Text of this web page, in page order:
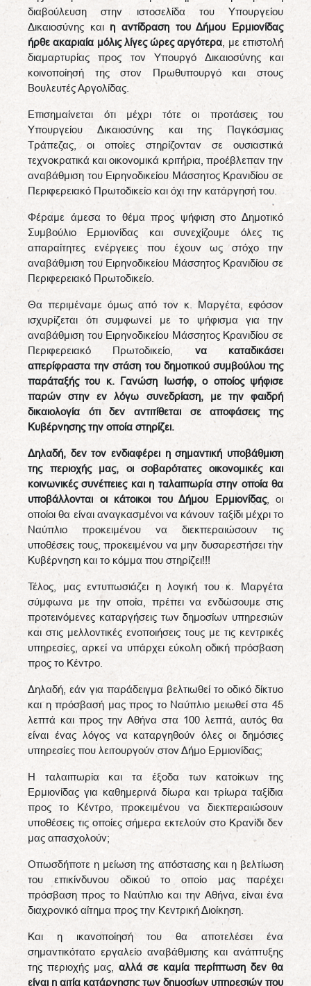
διαβούλευση στην ιστοσελίδα του Υπουργείου
Δικαιοσύνης και η αντίδραση του Δήμου Ερμιονίδας
ήρθε ακαριαία μόλις λίγες ώρες αργότερα , με επιστολή
διαμαρτυρίας προς τον Υπουργό Δικαιοσύνης και
κοινοποίησή της στον Πρωθυπουργό και στους
Βουλευτές Αργολίδας.
Επισημαίνεται ότι μέχρι τότε οι προτάσεις του
Υπουργείου Δικαιοσύνης και της Παγκόσμιας
Τράπεζας, οι οποίες στηρίζονταν σε ουσιαστικά
τεχνοκρατικά και οικονομικά κριτήρια, προέβλεπαν την
αναβάθμιση του Ειρηνοδικείου Μάσσητος Κρανιδίου σε
Περιφερειακό Πρωτοδικείο και όχι την κατάργησή του.
Φέραμε άμεσα το θέμα προς ψήφιση στο Δημοτικό
Συμβούλιο Ερμιονίδας και συνεχίζουμε όλες τις
απαραίτητες ενέργειες που έχουν ως στόχο την
αναβάθμιση του Ειρηνοδικείου Μάσσητος Κρανιδίου σε
Περιφερειακό Πρωτοδικείο.
Θα περιμέναμε όμως από τον κ. Μαργέτα, εφόσον
ισχυρίζεται ότι συμφωνεί με το ψήφισμα για την
αναβάθμιση του Ειρηνοδικείου Μάσσητος Κρανιδίου σε
Περιφερειακό Πρωτοδικείο, να καταδικάσει
απερίφραστα την στάση του δημοτικού συμβούλου της
παράταξής του κ. Γανώση Ιωσήφ, ο οποίος ψήφισε
παρών στην εν λόγω συνεδρίαση, με την φαιδρή
δικαιολογία ότι δεν αντιτίθεται σε αποφάσεις της
Κυβέρνησης την οποία στηρίζει.
Δηλαδή, δεν τον ενδιαφέρει η σημαντική υποβάθμιση
της περιοχής μας, οι σοβαρότατες οικονομικές και
κοινωνικές συνέπειες και η ταλαιπωρία στην οποία θα
υποβάλλονται οι κάτοικοι του Δήμου Ερμιονίδας, οι
οποίοι θα είναι αναγκασμένοι να κάνουν ταξίδι μέχρι το
Ναύπλιο προκειμένου να διεκπεραιώσουν τις
υποθέσεις τους, προκειμένου να μην δυσαρεστήσει την
Κυβέρνηση και το κόμμα που στηρίζει!!!
Τέλος, μας εντυπωσιάζει η λογική του κ. Μαργέτα
σύμφωνα με την οποία, πρέπει να ενδώσουμε στις
προτεινόμενες καταργήσεις των δημοσίων υπηρεσιών
και στις μελλοντικές ενοποιήσεις τους με τις κεντρικές
υπηρεσίες, αρκεί να υπάρχει εύκολη οδική πρόσβαση
προς το Κέντρο.
Δηλαδή, εάν για παράδειγμα βελτιωθεί το οδικό δίκτυο
και η πρόσβασή μας προς το Ναύπλιο μειωθεί στα 45
λεπτά και προς την Αθήνα στα 100 λεπτά, αυτός θα
είναι ένας λόγος να καταργηθούν όλες οι δημόσιες
υπηρεσίες που λειτουργούν στον Δήμο Ερμιονίδας;
Η ταλαιπωρία και τα έξοδα των κατοίκων της
Ερμιονίδας για καθημερινά δίωρα και τρίωρα ταξίδια
προς το Κέντρο, προκειμένου να διεκπεραιώσουν
υποθέσεις τις οποίες σήμερα εκτελούν στο Κρανίδι δεν
μας απασχολούν;
Οπωσδήποτε η μείωση της απόστασης και η βελτίωση
του επικίνδυνου οδικού το οποίο μας παρέχει
πρόσβαση προς το Ναύπλιο και την Αθήνα, είναι ένα
διαχρονικό αίτημα προς την Κεντρική Διοίκηση.
Και η ικανοποίησή του θα αποτελέσει ένα
σημαντικότατο εργαλείο αναβάθμισης και ανάπτυξης
της περιοχής μας, αλλά σε καμία περίπτωση δεν θα
είναι η αιτία κατάργησης των δημοσίων υπηρεσιών που